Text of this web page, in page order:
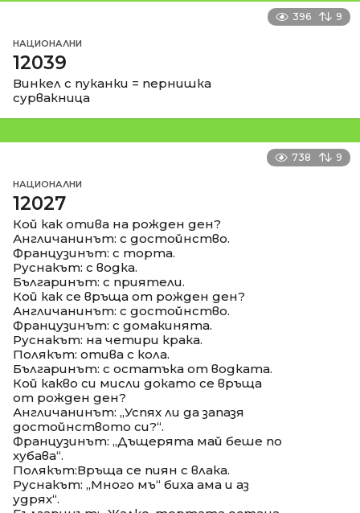
396 9
НАЦИОНАЛНИ
12039
Винкел с пуканки = пернишка
сурвакница
738 9
НАЦИОНАЛНИ
12027
Кой как отива на рожден ден?
Англичанинът: с достойнство.
Французинът: с торта.
Руснакът: с водка.
Българинът: с приятели.
Кой как се връща от рожден ден?
Англичанинът: с достойнство.
Французинът: с домакинята.
Руснакът: на четири крака.
Полякът: отива с кола.
Българинът: с остатъка от водката.
Кой какво си мисли докато се връща
от рожден ден?
Англичанинът: „Успях ли да запазя
достойнството си?“.
Французинът: „Дъщерята май беше по
хубава“.
Полякът:Връща се пиян с влака.
Руснакът: „Много мъ“ биха ама и аз
удрях“.